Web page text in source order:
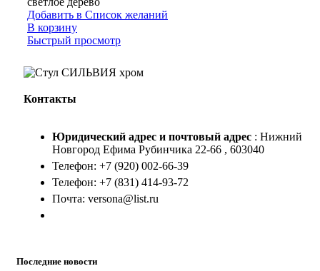
Добавить в Список желаний
В корзину
Быстрый просмотр
Контакты
Юридический адрес и почтовый адрес : Нижний
Новгород Ефима Рубинчика 22-66 , 603040
Телефон: +7 (920) 002-66-39
Телефон: +7 (831) 414-93-72
Почта: versona@list.ru
Последние новости